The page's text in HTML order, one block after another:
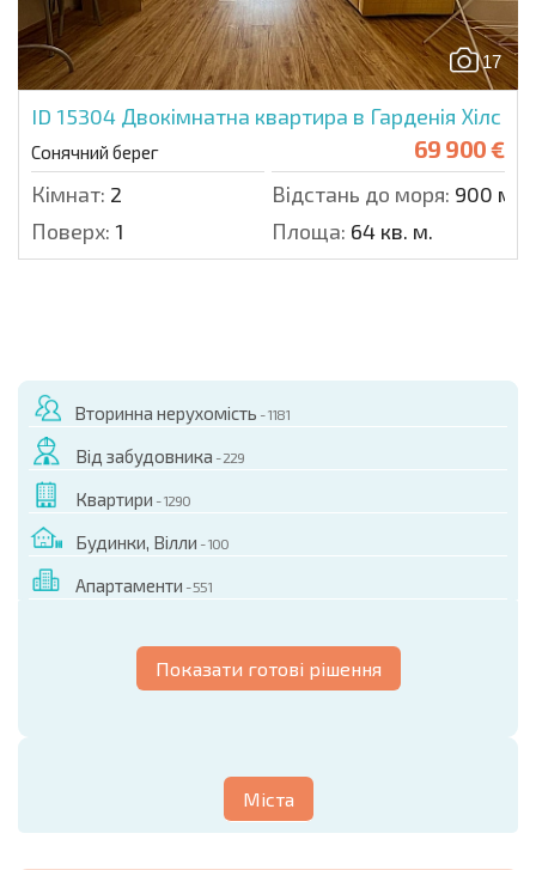
17
ID 15304 Двокімнатна квартира в Гарденія Хілс
Сонячний берег 69 900 €
Кімнат: 2 Відстань до моря: 900 м.
Поверх: 1 Площа: 64 кв. м.
Вторинна нерухомість - 1181
Від забудовника - 229
Квартири - 1290
Будинки, Вілли - 100
Апартаменти - 551
Показати готові рішення
Міста